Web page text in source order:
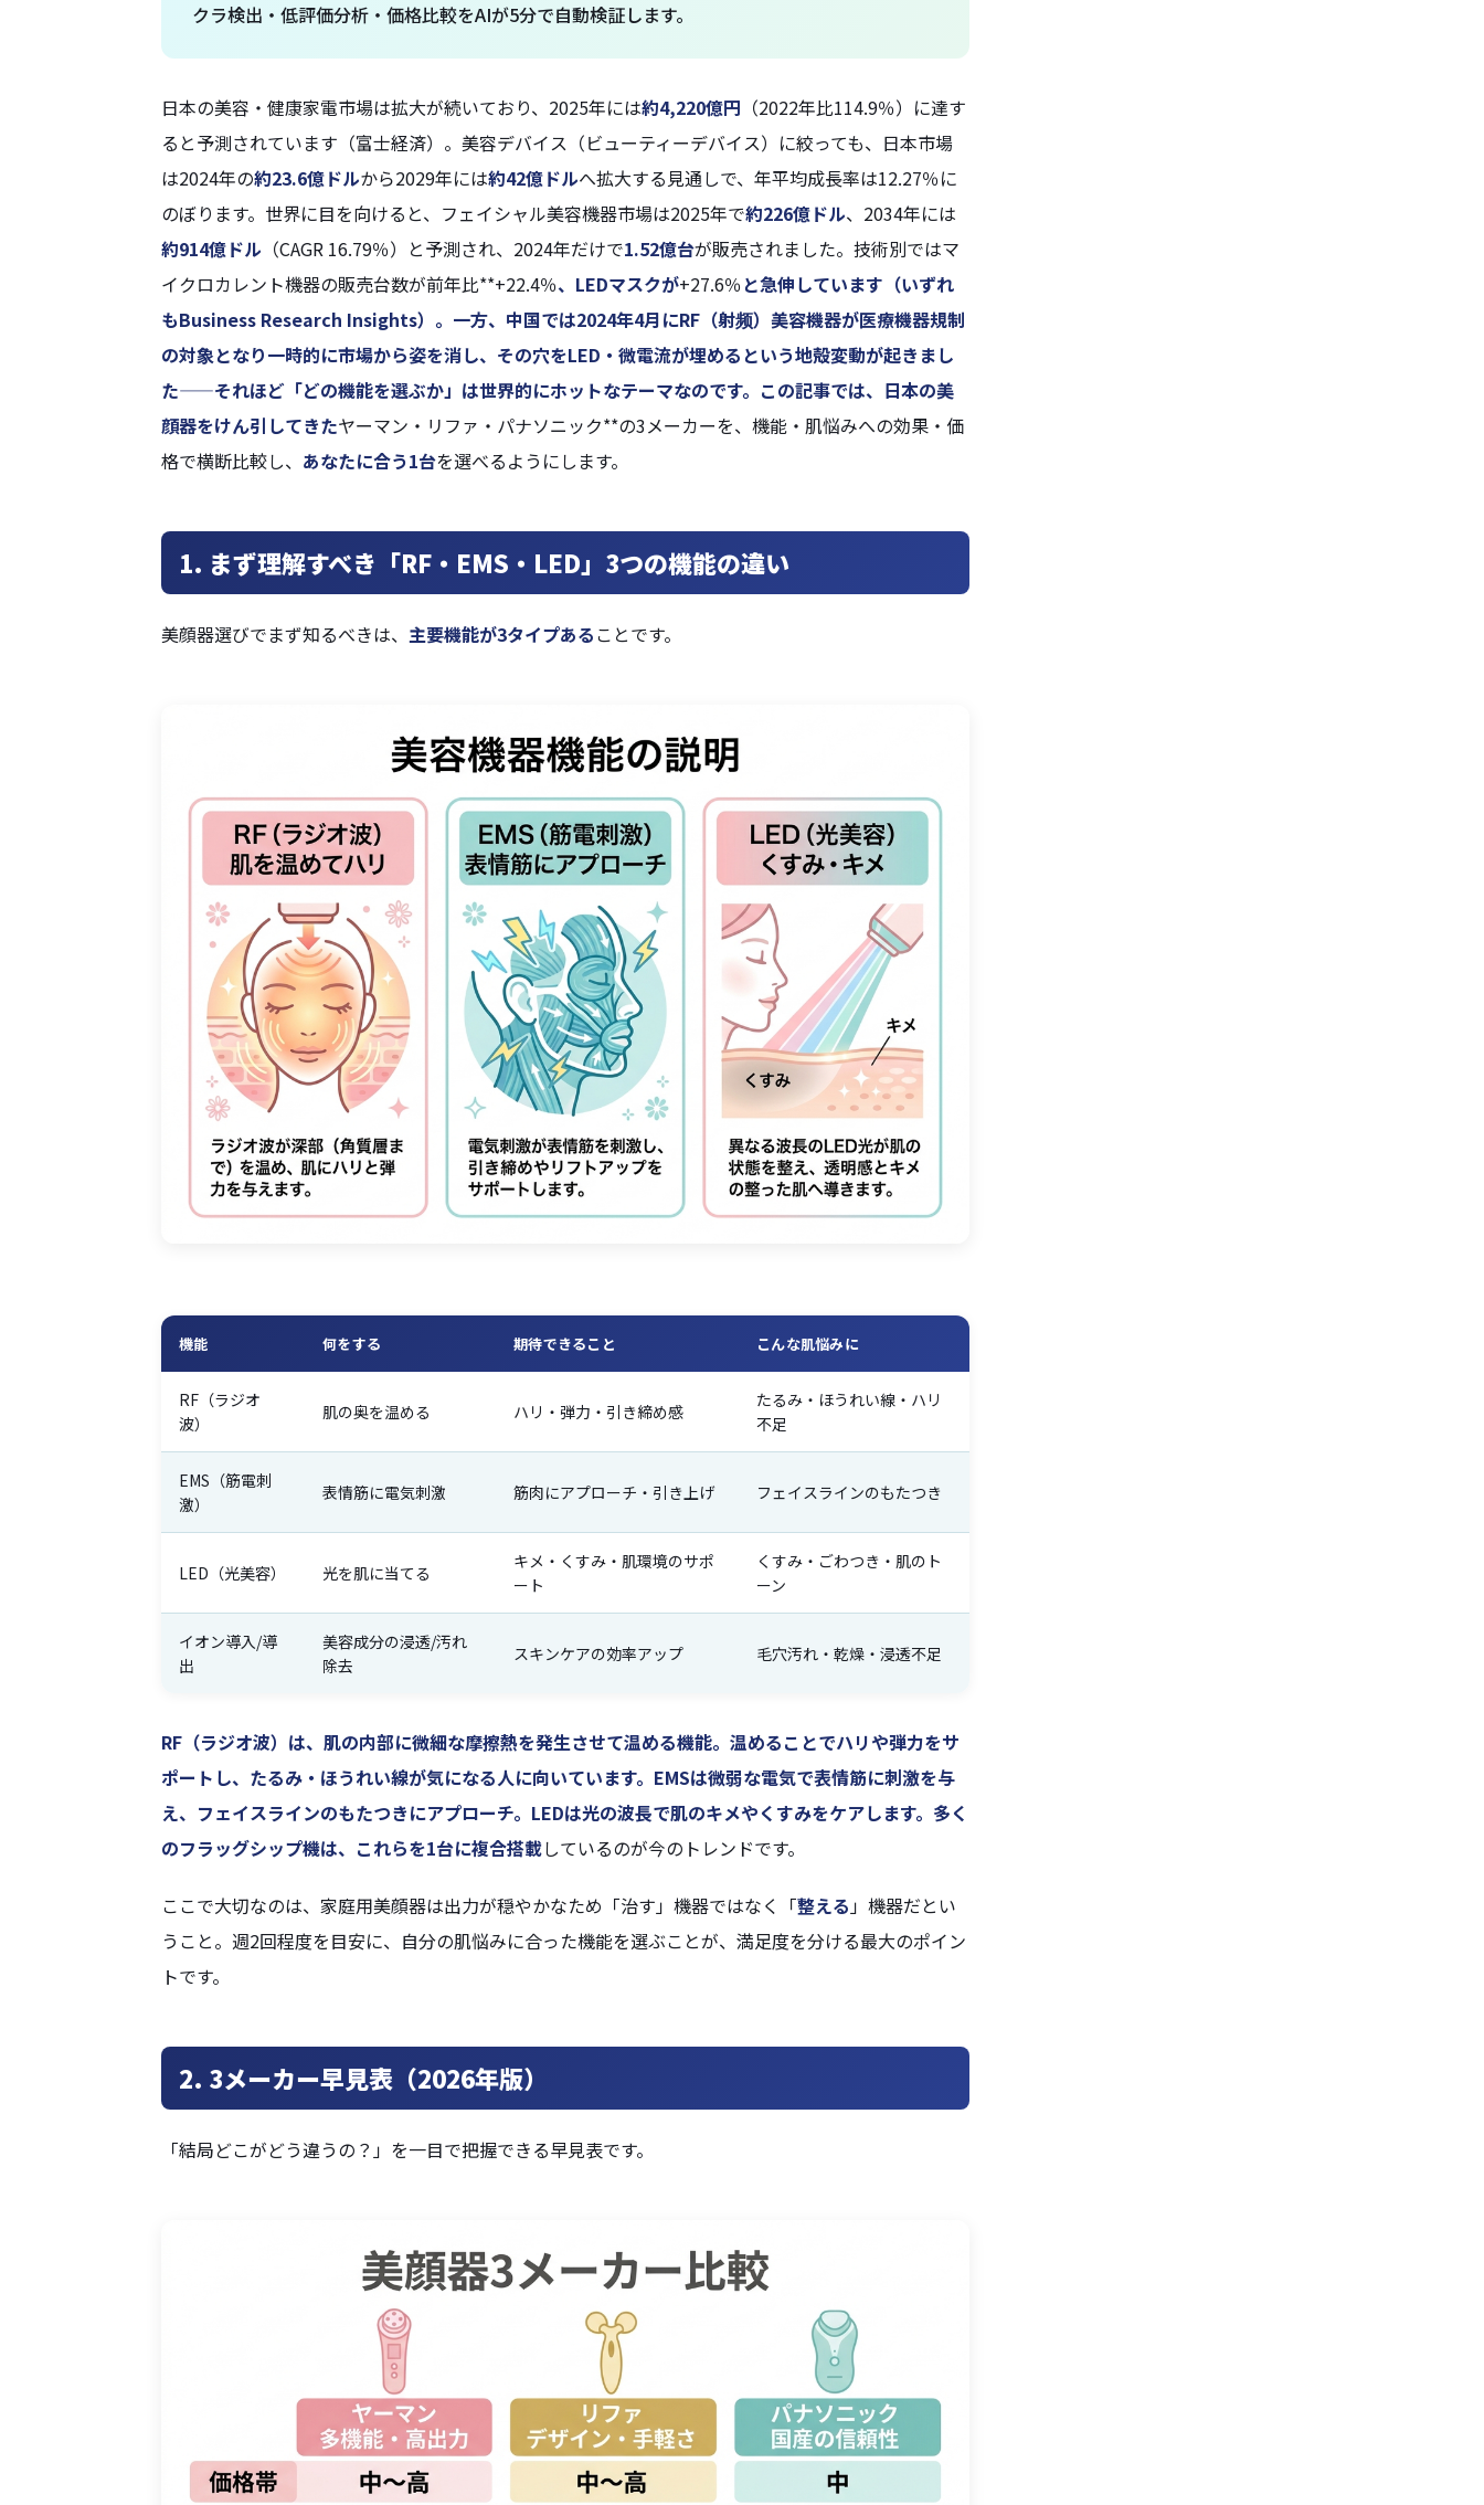
クラ検出・低評価分析・価格比較をAIが5分で自動検証します。
日本の美容・健康家電市場は拡大が続いており、2025年には約4,220億円 （2022年比114.9％）に達す
ると予測されています（富士経済）。美容デバイス（ビューティーデバイス）に絞っても、日本市場
は2024年の約23.6億ドルから2029年には約42億ドルへ拡大する見通しで、年平均成長率は12.27％に
のぼります。世界に目を向けると、フェイシャル美容機器市場は2025年で約226億ドル、2034年には
約914億ドル （CAGR 16.79％）と予測され、2024年だけで1.52億台が販売されました。技術別ではマ
イクロカレント機器の販売台数が前年比**+22.4％、LEDマスクが+27.6％ と急伸しています（いずれ
もBusiness Research Insights）。一方、中国では2024年4月にRF（射频）美容機器が医療機器規制
の対象となり一時的に市場から姿を消し、その穴をLED・微電流が埋めるという地殻変動が起きまし
た——それほど「どの機能を選ぶか」は世界的にホットなテーマなのです。この記事では、日本の美
顔器をけん引してきたヤーマン・リファ・パナソニック**の3メーカーを、機能・肌悩みへの効果・価
格で横断比較し、 あなたに合う1台を選べるようにします。
1. まず理解すべき「RF・EMS・LED」3つの機能の違い
美顔器選びでまず知るべきは、 主要機能が3タイプあることです。
機能 何をする 期待できること こんな肌悩みに
RF（ラジオ
波）
肌の奥を温める ハリ・弾力・引き締め感
たるみ・ほうれい線・ハリ
不足
EMS（筋電刺
激）
表情筋に電気刺激 筋肉にアプローチ・引き上げ フェイスラインのもたつき
LED（光美容） 光を肌に当てる
キメ・くすみ・肌環境のサポ
ート
くすみ・ごわつき・肌のト
ーン
イオン導入/導
出
美容成分の浸透/汚れ
除去
スキンケアの効率アップ 毛穴汚れ・乾燥・浸透不足
RF（ラジオ波） は、肌の内部に微細な摩擦熱を発生させて温める機能。温めることでハリや弾力をサ
ポートし、たるみ・ほうれい線が気になる人に向いています。 EMSは微弱な電気で表情筋に刺激を与
え、フェイスラインのもたつきにアプローチ。 LEDは光の波長で肌のキメやくすみをケアします。多く
のフラッグシップ機は、これらを1台に複合搭載しているのが今のトレンドです。
ここで大切なのは、家庭用美顔器は出力が穏やかなため「治す」機器ではなく「整える」機器だとい
うこと。週2回程度を目安に、自分の肌悩みに合った機能を選ぶことが、満足度を分ける最大のポイン
トです。
2. 3メーカー早見表（2026年版）
「結局どこがどう違うの？」を一目で把握できる早見表です。